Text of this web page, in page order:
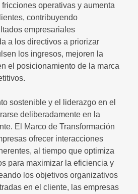
operativas y aumenta
contribuyendo
empresariales
a los directivos a priorizar
los ingresos, mejoren la
el posicionamiento de la marca
sostenible y el liderazgo en el
deliberadamente en la
El Marco de Transformación
ofrecer interacciones
al tiempo que optimiza
para maximizar la eficiencia y
los objetivos organizativos
en el cliente, las empresas